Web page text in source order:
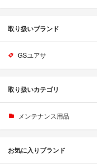
取り扱いブランド
GSユアサ
取り扱いカテゴリ
メンテナンス用品
お気に入りブランド